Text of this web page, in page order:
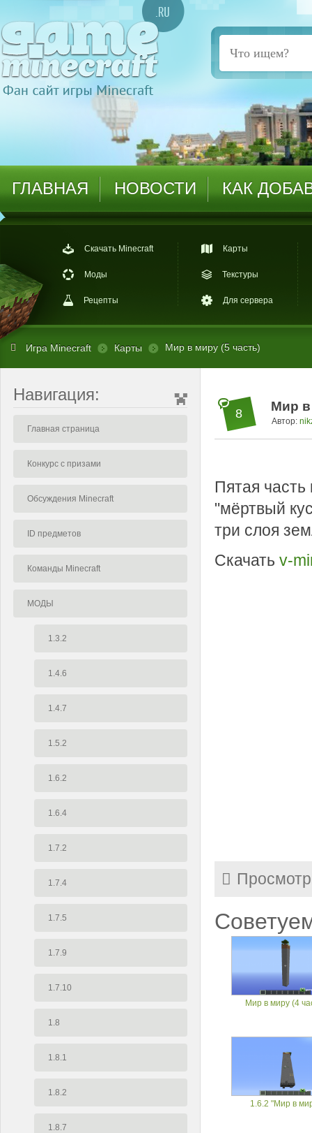
ГЛАВНАЯ НОВОСТИ КАК
Скачать Minecraft
Моды
Рецепты
Карты
Текстуры
Для сервера
Игра Minecraft Карты Мир в миру (5 часть)
Навигация:
Главная страница
Конкурс с призами
Обсуждения Minecraft
ID предметов
Команды Minecraft
МОДЫ
1.3.2
1.4.6
1.4.7
1.5.2
1.6.2
1.6.4
1.7.2
1.7.4
1.7.5
1.7.9
1.7.10
1.8
1.8.1
1.8.2
1.8.7
8 Мир в
Автор:
Пятая
"мёртвый
три слоя
Скачать v-
Мир в миру (4
1.6.2 "Мир в